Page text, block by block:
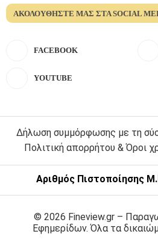
ΑΚΟΛΟΥΘΉΣΤΕ ΜΑΣ ΣΤΑ SOCIAL
FACEBOOK
YOUTUBE
Δήλωση συμμόρφωσης με τη
Πολιτική απορρήτου & Όροι
Αριθμός Πιστοποίησης
© 2026 Fineview.gr –
Εφημερίδων. Όλα τα